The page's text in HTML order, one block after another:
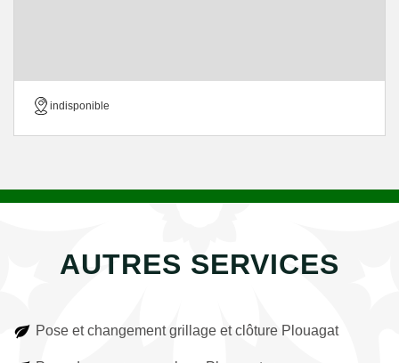
indisponible
AUTRES SERVICES
Pose et changement grillage et clôture Plouagat